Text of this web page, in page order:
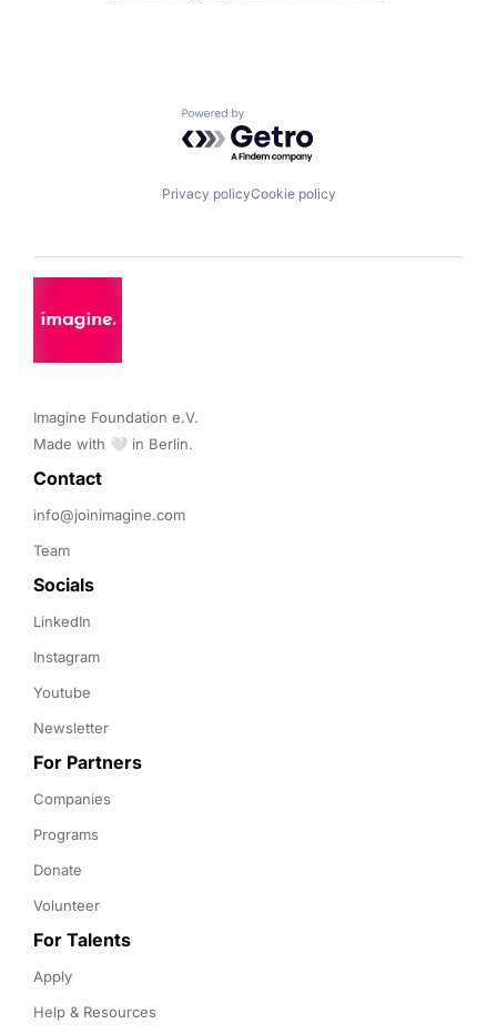
Powered by Getro.com
Privacy policyCookie policy
Imagine Foundation e.V.
Made with 🤍 in Berlin.
Contact
info@joinimagine.com
Team
Socials
LinkedIn
Instagram
Youtube
Newsletter
For Partners
Companies
Programs
Donate
Volunteer
For Talents
Apply
Help & Resources